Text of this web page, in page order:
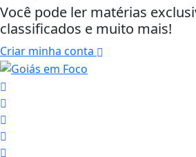
Você pode ler matérias
classificados e muito mais!
Criar minha conta